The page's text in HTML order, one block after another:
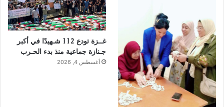
غــزة تودع 112 شـهيدًا في أكبر
جـنازة جماعية منذ بدء الحـرب
أغسطس 4, 2026